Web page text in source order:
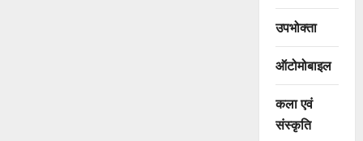
उपभोक्ता
ऑटोमोबाइल
कला एवं
संस्कृति